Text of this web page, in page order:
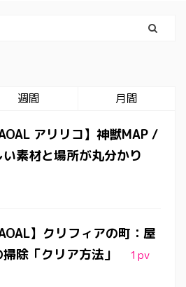
週間 月間
アリリコ】神獣MAP /
素材と場所が丸分かり
】クリフィアの町：屋
除「クリア方法」
1 pv